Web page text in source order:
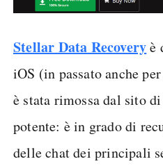
Stellar Data Recoveryè
iOS (in passato anche
è stata rimossa dal sito
potente: è in grado di
delle chat dei principali